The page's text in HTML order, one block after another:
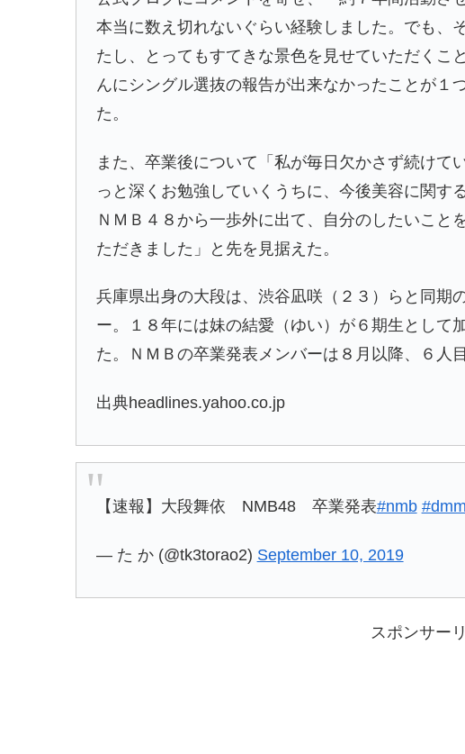
本当に数え切れないぐらい経験しました。でも、
たし、とってもすてきな景色を見せていただくこ
んにシングル選抜の報告が出来なかったことが１
た。
また、卒業後について「私が毎日欠かさず続けて
っと深くお勉強していくうちに、今後美容に関す
ＮＭＢ４８から一歩外に出て、自分のしたいこと
ただきました」と先を見据えた。
兵庫県出身の大段は、渋谷凪咲（２３）らと同期
ー。１８年には妹の結愛（ゆい）が６期生として
た。ＮＭＢの卒業発表メンバーは８月以降、６人目
出典headlines.yahoo.co.jp
【速報】大段舞依 NMB48 卒業発表#nmb #dmm
— た か (@tk3torao2) September 10, 2019
スポンサー